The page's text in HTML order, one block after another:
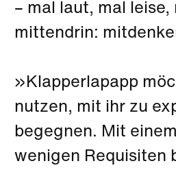
– mal laut, mal
mittendrin:
»Klapperlapapp
nutzen, mit ihr zu
begegnen. Mit
wenigen Requisiten